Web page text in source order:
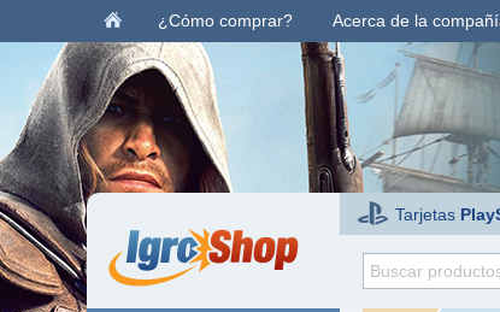
¿Cómo comprar? Acerca de la
Tarjetas